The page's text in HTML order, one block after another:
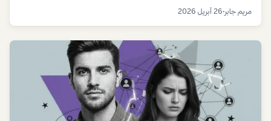
مريم جابر•26 أبريل 2026